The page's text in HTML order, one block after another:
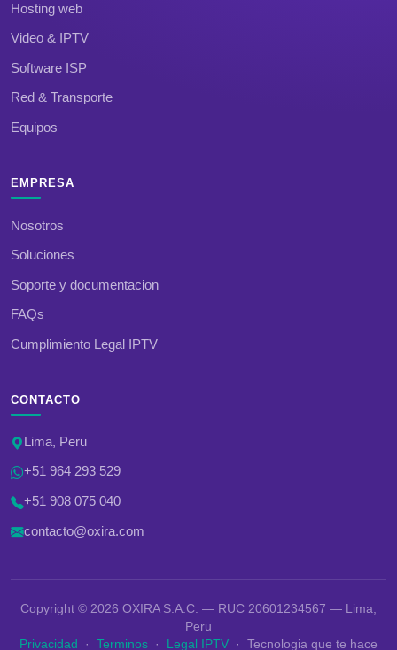
Hosting web
Video & IPTV
Software ISP
Red & Transporte
Equipos
EMPRESA
Nosotros
Soluciones
Soporte y documentacion
FAQs
Cumplimiento Legal IPTV
CONTACTO
Lima, Peru
+51 964 293 529
+51 908 075 040
contacto@oxira.com
Copyright © 2026 OXIRA S.A.C. — RUC 20601234567 — Lima,
Peru
Privacidad · Terminos · Legal IPTV · Tecnologia que te hace